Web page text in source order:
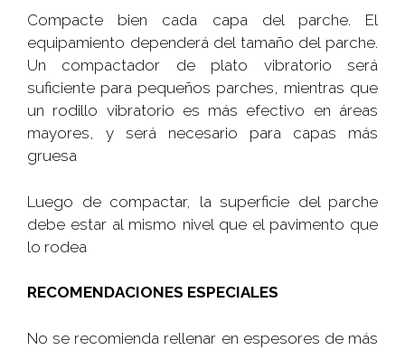
Compacte bien cada capa del parche. El
equipamiento dependerá del tamaño del parche.
Un compactador de plato vibratorio será
suficiente para pequeños parches, mientras que
un rodillo vibratorio es más efectivo en áreas
mayores, y será necesario para capas más
gruesa
Luego de compactar, la superficie del parche
debe estar al mismo nivel que el pavimento que
lo rodea
RECOMENDACIONES ESPECIALES
No se recomienda rellenar en espesores de más